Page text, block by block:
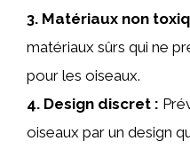
3. Matériaux non
matériaux sûrs qui ne
pour les oiseaux.
4. Design discret :
oiseaux par un design